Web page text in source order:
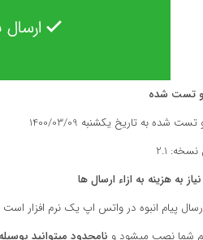
و تست شده
تست شده به تاریخ یکشنبه 1400/03/09
2.1
به هزینه به ازاء ارسال ها
پیام انبوه در واتس اپ یک نرم افزار است
شما نصب میشود و نامحدود میتوانید